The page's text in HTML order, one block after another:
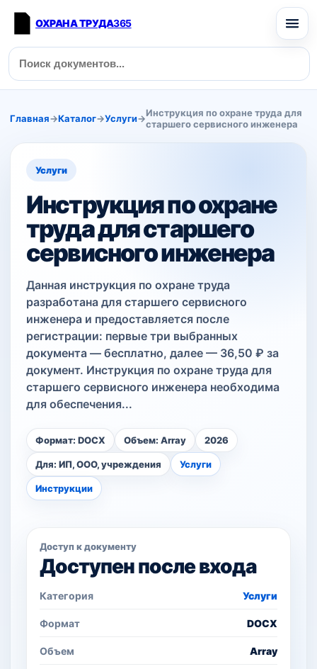
ОХРАНА ТРУДА365
Главная→Каталог→Услуги→Инструкция по охране труда для
старшего сервисного инженера
Услуги
Инструкция по охране
труда для старшего
сервисного инженера
Данная инструкция по охране труда
разработана для старшего сервисного
инженера и предоставляется после
регистрации: первые три выбранных
документа — бесплатно, далее — 36,50 ₽ за
документ. Инструкция по охране труда для
старшего сервисного инженера необходима
для обеспечения...
Формат: DOCX Объем: Array 2026
Для: ИП, ООО, учреждения Услуги
Инструкции
Доступ к документу
Доступен после входа
Категория Услуги
Формат DOCX
Объем Array